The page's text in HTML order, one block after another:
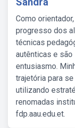
Como
progresso dos
técnicas
autênticas e
entusiasmo.
trajetória para
utilizando
renomadas
fdp.aau.edu.et.